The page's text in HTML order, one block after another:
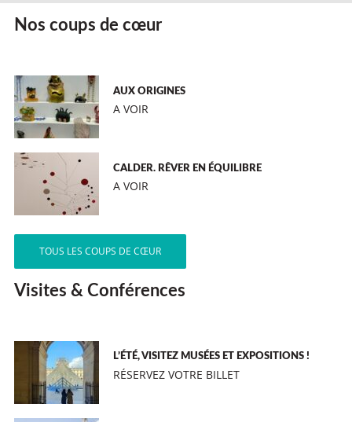
Nos coups de cœur
AUX ORIGINES
A VOIR
CALDER. RÊVER EN ÉQUILIBRE
A VOIR
TOUS LES COUPS DE CŒUR
Visites & Conférences
L’ÉTÉ, VISITEZ MUSÉES ET EXPOSITIONS !
RÉSERVEZ VOTRE BILLET